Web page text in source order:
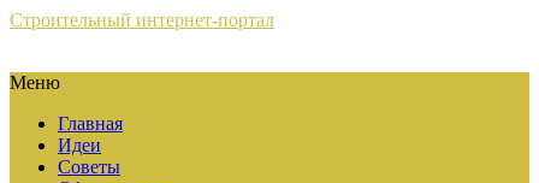
Строительный интернет-портал
Меню
Главная
Идеи
Советы